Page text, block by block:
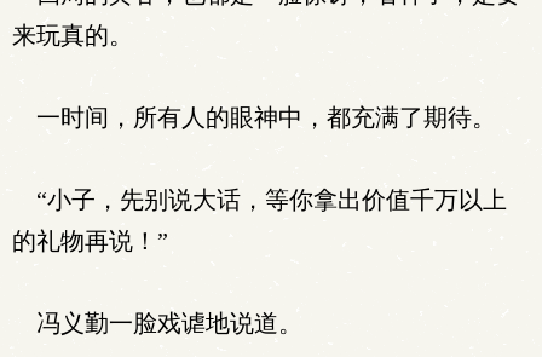
来玩真的。
一时间，所有人的眼神中，都充满了期待。
“小子，先别说大话，等你拿出价值千万以上
的礼物再说！”
冯义勤一脸戏谑地说道。